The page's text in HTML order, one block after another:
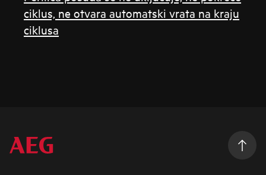
ciklus, ne otvara automatski vrata na kraju
ciklusa